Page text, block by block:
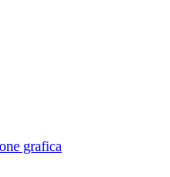
grafica